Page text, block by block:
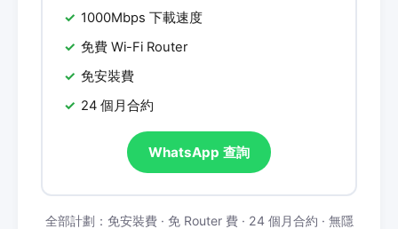
1000Mbps 下載速度
免費 Wi-Fi Router
免安裝費
24 個月合約
WhatsApp 查詢
全部計劃：免安裝費 · 免 Router 費 · 24 個月合約 · 無隱